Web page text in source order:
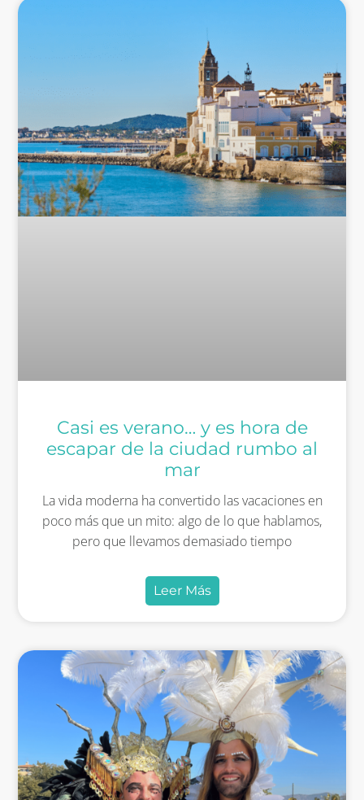
Casi es verano… y es hora de
escapar de la ciudad rumbo al
mar
La vida moderna ha convertido las vacaciones en
poco más que un mito: algo de lo que hablamos,
pero que llevamos demasiado tiempo
Leer Más